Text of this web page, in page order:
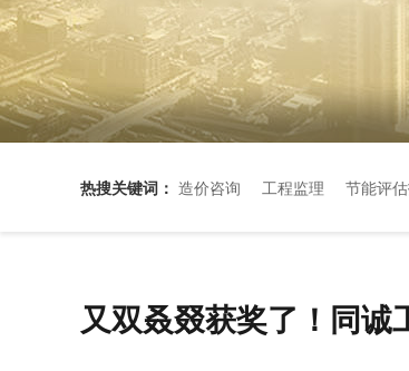
热搜关键词： 造价咨询 工程监理 节能评
又双叒叕获奖了！同诚